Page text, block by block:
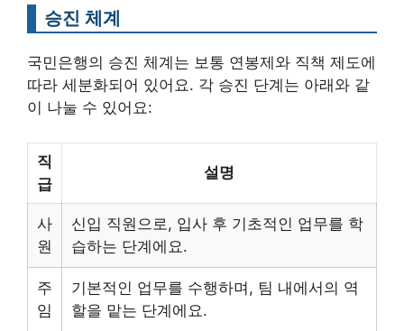
승진 체계
국민은행의 승진 체계는 보통 연봉제와 직책 제도에
따라 세분화되어 있어요. 각 승진 단계는 아래와 같
이 나눌 수 있어요:
직
급
설명
사
원
신입 직원으로, 입사 후 기초적인 업무를 학
습하는 단계에요.
주
임
기본적인 업무를 수행하며, 팀 내에서의 역
할을 맡는 단계에요.